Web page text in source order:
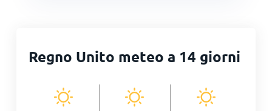
Regno Unito meteo a 14 giorni